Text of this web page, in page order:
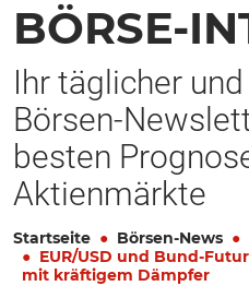
BÖRSE-
Ihr täglicher
Börsen-
besten
Aktienmärkte
Startseite Börsen-News
EUR/USD und Bund-
mit kräftigem Dämpfer